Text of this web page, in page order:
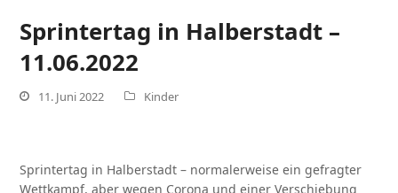
Sprintertag in Halberstadt –
11.06.2022
11. Juni 2022 Kinder
Sprintertag in Halberstadt – normalerweise ein gefragter
Wettkampf, aber wegen Corona und einer Verschiebung